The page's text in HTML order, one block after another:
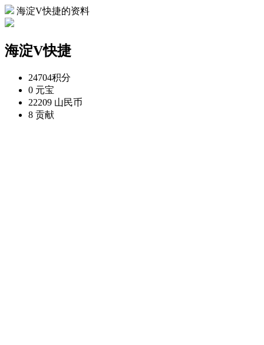
海淀V快捷的资料
海淀V快捷
24704积分
0 元宝
22209 山民币
8 贡献